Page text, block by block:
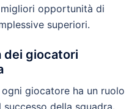
opportunità di
superiori.
dei giocatori
ogni giocatore ha un ruolo